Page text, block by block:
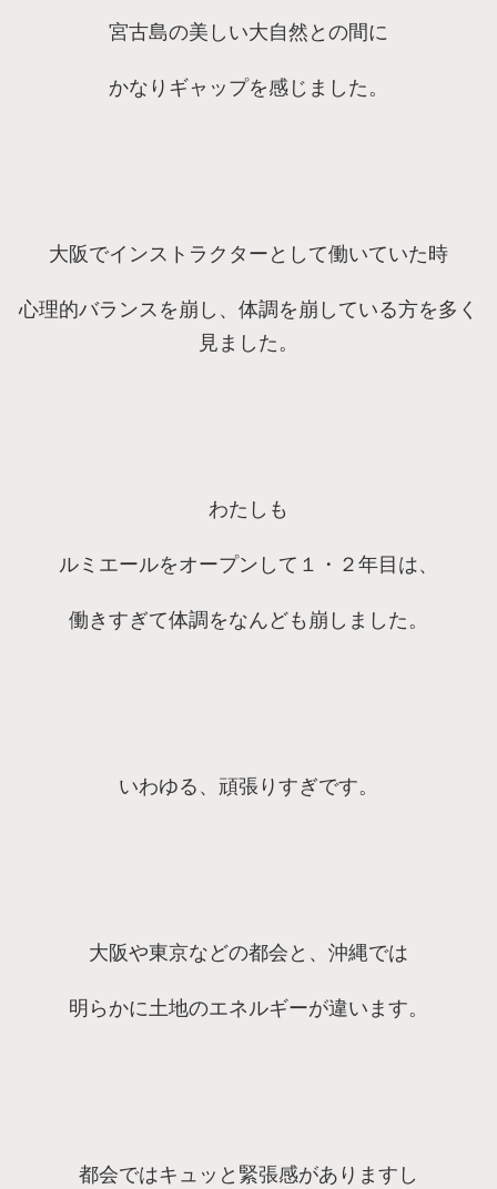
宮古島の美しい大自然との間に
かなりギャップを感じました。
大阪でインストラクターとして働いていた時
心理的バランスを崩し、体調を崩している方を多く
見ました。
わたしも
ルミエールをオープンして１・２年目は、
働きすぎて体調をなんども崩しました。
いわゆる、頑張りすぎです。
大阪や東京などの都会と、沖縄では
明らかに土地のエネルギーが違います。
都会ではキュッと緊張感がありますし